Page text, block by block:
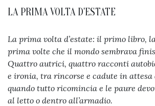
LA PRIMA VOLTA D'ESTATE
La prima volta d’estate: il primo libro,
prima volte che il mondo sembrava
Quattro autrici, quattro racconti
e ironia, tra rincorse e cadute in attesa
quando tutto ricomincia e le paure
al letto o dentro all’armadio.